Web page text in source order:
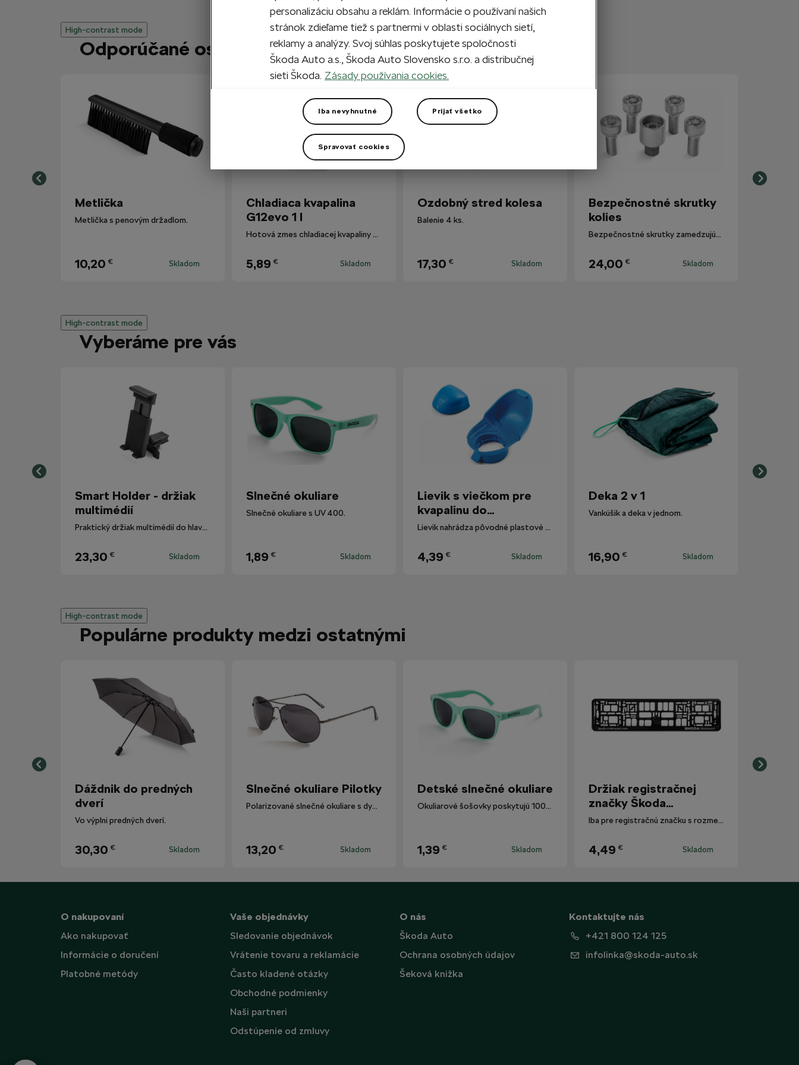
High-contrast mode
Odporúčané ostatnými zákazníkmi
Metlička
Metlička s penovým držadlom.
10,20 € Skladom
Chladiaca kvapalina
G12evo 1 l
Hotová zmes chladiacej kvapaliny G12evo pre všetky vozidlá Škoda.
5,89 € Skladom
Ozdobný stred kolesa
Balenie 4 ks.
17,30 € Skladom
Bezpečnostné skrutky
kolies
Bezpečnostné skrutky zamedzujúce krádeži kolies.
24,00 € Skladom
High-contrast mode
Vyberáme pre vás
Smart Holder - držiak
multimédií
Praktický držiak multimédií do hlavovej opierky.
23,30 € Skladom
Slnečné okuliare
Slnečné okuliare s UV 400.
1,89 € Skladom
Lievik s viečkom pre
kvapalinu do
ostrekovačov
Lievik nahrádza pôvodné plastové viečko nádobky ostrekovačov.
4,39 € Skladom
Deka 2 v 1
Vankúšik a deka v jednom.
16,90 € Skladom
High-contrast mode
Populárne produkty medzi ostatnými
Dáždnik do predných
dverí
Vo výplni predných dverí.
30,30 € Skladom
Slnečné okuliare Pilotky
Polarizované slnečné okuliare s dymovými sklami.
13,20 € Skladom
Detské slnečné okuliare
Okuliarové šošovky poskytujú 100% ochranu proti UV žiareniu.
1,39 € Skladom
Držiak registračnej
značky Škoda
Motorsport
Iba pre registračnú značku s rozmermi 520 mm x 110 mm.
4,49 € Skladom
O nakupovaní
Ako nakupovať
Informácie o doručení
Platobné metódy
Vaše objednávky
Sledovanie objednávok
Vrátenie tovaru a reklamácie
Často kladené otázky
Obchodné podmienky
Naši partneri
Odstúpenie od zmluvy
O nás
Škoda Auto
Ochrana osobných údajov
Šeková knižka
Kontaktujte nás
+421 800 124 125
infolinka@skoda-auto.sk
personalizáciu obsahu a reklám. Informácie o používaní našich
stránok zdieľame tiež s partnermi v oblasti sociálnych sietí,
reklamy a analýzy. Svoj súhlas poskytujete spoločnosti
Škoda Auto a.s., Škoda Auto Slovensko s.r.o. a distribučnej
sieti Škoda. Zásady používania cookies.
Iba nevyhnutné Prijať všetko
Spravovať cookies